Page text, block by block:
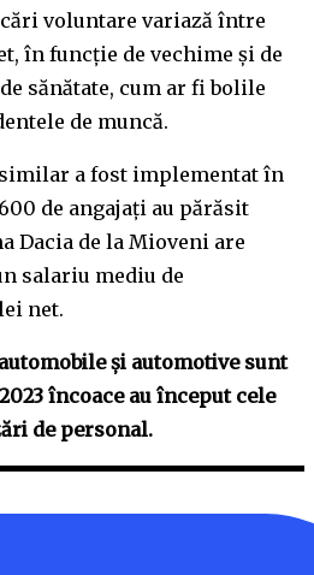
voluntare variază între
în funcție de vechime și de
sănătate, cum ar fi bolile
de muncă.
a fost implementat în
de angajați au părăsit
Dacia de la Mioveni are
salariu mediu de
net.
și automotive sunt
încoace au început cele
de personal.